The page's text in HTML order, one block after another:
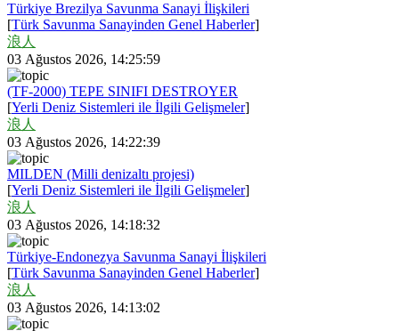
Türkiye Brezilya Savunma Sanayi İlişkileri
[Türk Savunma Sanayinden Genel Haberler]
浪人
03 Ağustos 2026, 14:25:59
(TF-2000) TEPE SINIFI DESTROYER
[Yerli Deniz Sistemleri ile İlgili Gelişmeler]
浪人
03 Ağustos 2026, 14:22:39
MILDEN (Milli denizaltı projesi)
[Yerli Deniz Sistemleri ile İlgili Gelişmeler]
浪人
03 Ağustos 2026, 14:18:32
Türkiye-Endonezya Savunma Sanayi İlişkileri
[Türk Savunma Sanayinden Genel Haberler]
浪人
03 Ağustos 2026, 14:13:02